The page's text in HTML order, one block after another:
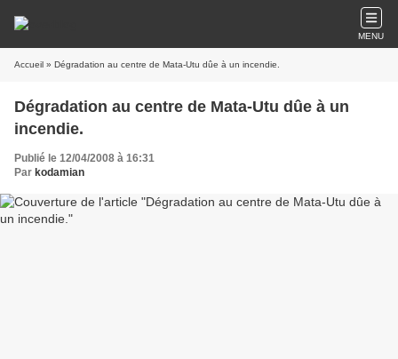
MENU
Accueil » Dégradation au centre de Mata-Utu dûe à un incendie.
Dégradation au centre de Mata-Utu dûe à un
incendie.
Publié le 12/04/2008 à 16:31
Par kodamian